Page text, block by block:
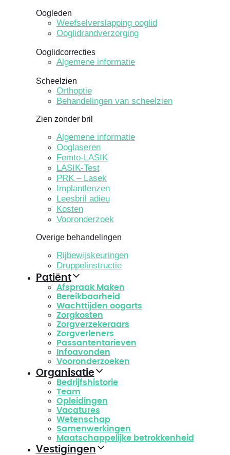
Oogleden
Weefselverslapping ooglid
Ooglidrandverzorging
Ooglidcorrecties
Algemene informatie
Scheelzien
Orthoptie
Behandelingen van scheelzien
Zien zonder bril
Algemene informatie
Ooglaseren
Femto-LASIK
LASIK-Test
PRK – Lasek
Implantlenzen
Leesbril adieu
Kosten
Vooronderzoek
Overige behandelingen
Rijbewijskeuringen
Druppelinstructie
Patiënt
Afspraak Maken
Bereikbaarheid
Wachttijden oogarts
Zorgkosten
Zorgverzekeraars
Zorgverleners
Passantentarieven
Infoavonden
Vooronderzoeken
Organisatie
Bedrijfshistorie
Team
Opleidingen
Vacatures
Wetenschap
Samenwerkingen
Maatschappelijke betrokkenheid
Vestigingen